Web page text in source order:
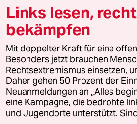
21:19 Uhr
@Andreas_2020:
👍
TZ tomás zerolo
19.11.2022,15:14 Uhr
@RUDOLF FISSNER
Danke für den Hinweis.
Tatsächlich wird
Links lesen,
bekämpfen
Mit doppelter Kraft für eine
Besonders jetzt brauchen
Rechtsextremismus einsetzen,
Daher gehen 50 Prozent der
Neuanmeldungen an „Alles
eine Kampagne, die bedrohte
und Jugendorte unterstützt.